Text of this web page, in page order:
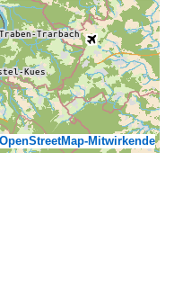
Mitwirkende